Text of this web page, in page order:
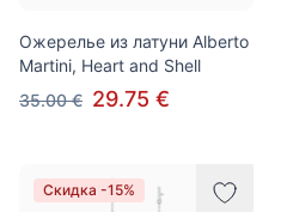
Ожерелье из латуни Alberto
Martini, Heart and Shell
35.00 € 29.75 €
Скидка -15%